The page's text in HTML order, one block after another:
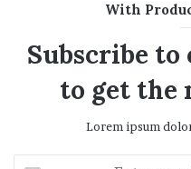
With
Subscribe
to get the
Lorem ipsum